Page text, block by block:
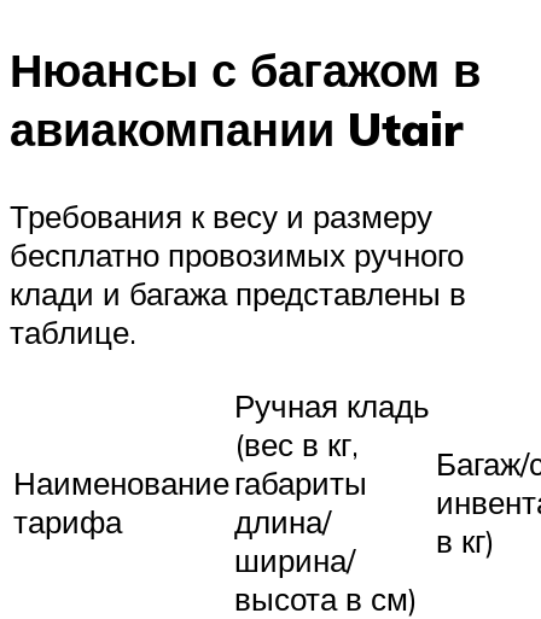
Нюансы с багажом в
авиакомпании Utair
Требования к весу и размеру
бесплатно провозимых ручного
клади и багажа представлены в
таблице.
Наименование
тарифа
Ручная кладь
(вес в кг,
габариты
длина/
ширина/
высота в см)
Багаж/
в кг)